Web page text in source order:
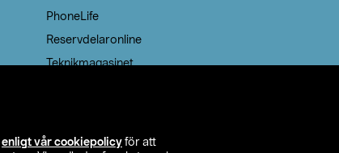
enligt vår cookiepolicy för att
PhoneLife
Reservdelaronline
Teknikmagasinet